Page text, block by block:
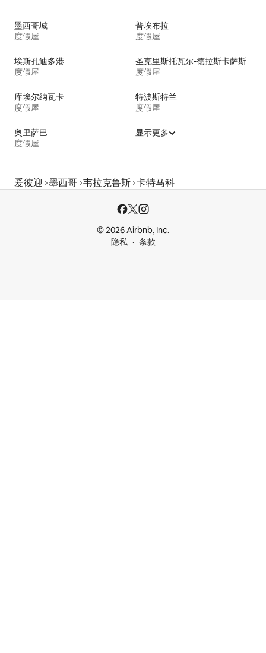
墨西哥城
度假屋
普埃布拉
度假屋
埃斯孔迪多港
度假屋
圣克里斯托瓦尔-德拉斯卡萨斯
度假屋
库埃尔纳瓦卡
度假屋
特波斯特兰
度假屋
奥里萨巴
度假屋
显示更多
爱彼迎 墨西哥 韦拉克鲁斯 卡特马科
© 2026 Airbnb, Inc.
隐私
条款